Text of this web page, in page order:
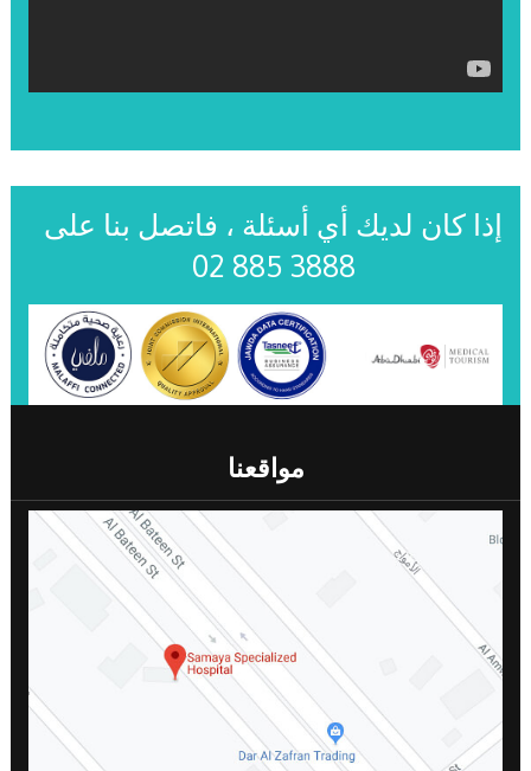
إذا كان لديك أي أسئلة ، فاتصل بنا على
02 885 3888
مواقعنا